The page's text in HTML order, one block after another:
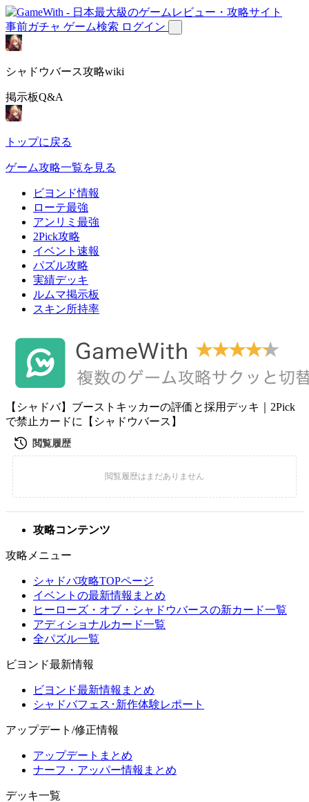
事前ガチャ ゲーム検索 ログイン
シャドウバース攻略wiki
掲示板Q&A
トップに戻る
ゲーム攻略一覧を見る
ビヨンド情報
ローテ最強
アンリミ最強
2Pick攻略
イベント速報
パズル攻略
実績デッキ
ルムマ掲示板
スキン所持率
【シャドバ】ブーストキッカーの評価と採用デッキ｜2Pick
で禁止カードに【シャドウバース】
攻略コンテンツ
攻略メニュー
シャドバ攻略TOPページ
イベントの最新情報まとめ
ヒーローズ・オブ・シャドウバースの新カード一覧
アディショナルカード一覧
全パズル一覧
ビヨンド最新情報
ビヨンド最新情報まとめ
シャドバフェス･新作体験レポート
アップデート/修正情報
アップデートまとめ
ナーフ・アッパー情報まとめ
デッキ一覧